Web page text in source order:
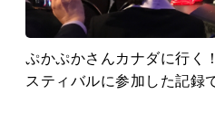
ぷかぷかさんカナダに行く
スティバルに参加した記録